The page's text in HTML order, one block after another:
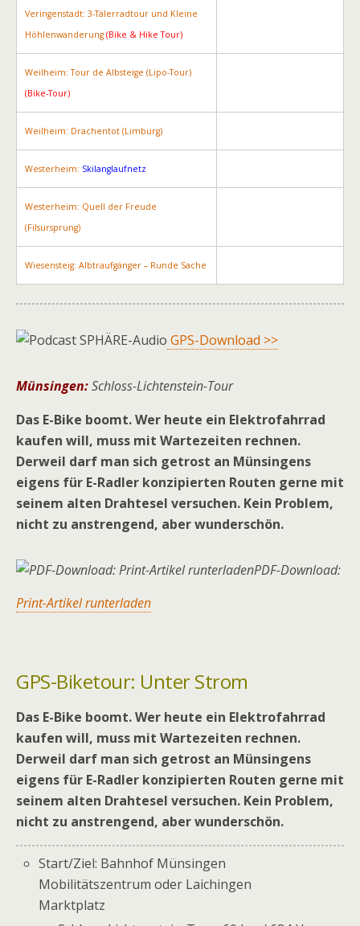
Veringenstadt: 3-Tälerradtour und Kleine
Höhlenwanderung (Bike & Hike Tour)
Weilheim: Tour de Albsteige (Lipo-Tour)
(Bike-Tour)
Weilheim: Drachentot (Limburg)
Westerheim: Skilanglaufnetz
Westerheim: Quell der Freude
(Filsursprung)
Wiesensteig: Albtraufgänger – Runde Sache
GPS-Download >>
Münsingen:Schloss-Lichtenstein-Tour
Das E-Bike boomt. Wer heute ein Elektrofahrrad
kaufen will, muss mit Wartezeiten rechnen.
Derweil darf man sich getrost an Münsingens
eigens für E-Radler konzipierten Routen gerne mit
seinem alten Drahtesel versuchen. Kein Problem,
nicht zu anstrengend, aber wunderschön.
PDF-Download:
Print-Artikel runterladen
GPS-Biketour: Unter Strom
Das E-Bike boomt. Wer heute ein Elektrofahrrad
kaufen will, muss mit Wartezeiten rechnen.
Derweil darf man sich getrost an Münsingens
eigens für E-Radler konzipierten Routen gerne mit
seinem alten Drahtesel versuchen. Kein Problem,
nicht zu anstrengend, aber wunderschön.
Start/Ziel: Bahnhof Münsingen
Mobilitätszentrum oder Laichingen
Marktplatz